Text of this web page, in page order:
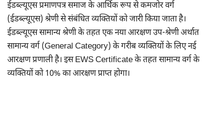
ईडब्ल्यूएस प्रमाणपत्र समाज के आर्थिक रूप से कमजोर वर्ग
(ईडब्ल्यूएस) श्रेणी से संबंधित व्यक्तियों को जारी किया जाता है।
ईडब्ल्यूएस सामान्य श्रेणी के तहत एक नया आरक्षण उप-श्रेणी अर्थात
सामान्य वर्ग (General Category) के गरीब व्यक्तियों के लिए नई
आरक्षण प्रणाली है। इस EWS Certificate के तहत सामान्य वर्ग के
व्यक्तियों को 10% का आरक्षण प्राप्त होगा।